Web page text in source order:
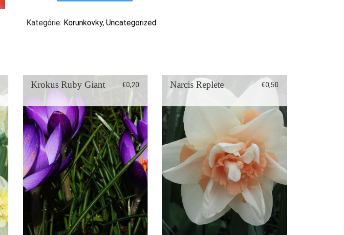
Kategórie: Korunkovky,Uncategorized
Krokus Ruby Giant €0,20 Narcis Replete €0,50